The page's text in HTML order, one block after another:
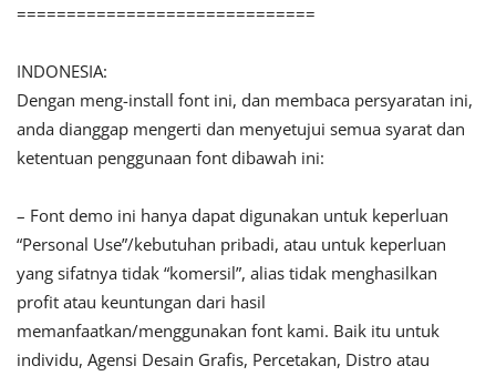
==============================
INDONESIA:
Dengan meng-install font ini, dan membaca persyaratan ini,
anda dianggap mengerti dan menyetujui semua syarat dan
ketentuan penggunaan font dibawah ini:
– Font demo ini hanya dapat digunakan untuk keperluan
“Personal Use”/kebutuhan pribadi, atau untuk keperluan
yang sifatnya tidak “komersil”, alias tidak menghasilkan
profit atau keuntungan dari hasil
memanfaatkan/menggunakan font kami. Baik itu untuk
individu, Agensi Desain Grafis, Percetakan, Distro atau